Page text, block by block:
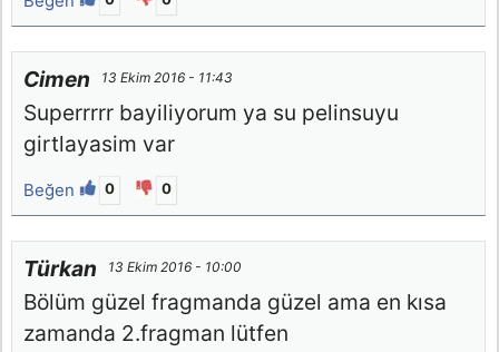
Cimen 13 Ekim 2016 - 11:43
Superrrrr bayiliyorum ya su pelinsuyu
girtlayasim var
Beğen 0 0
Türkan 13 Ekim 2016 - 10:00
Bölüm güzel fragmanda güzel ama en kısa
zamanda 2.fragman lütfen